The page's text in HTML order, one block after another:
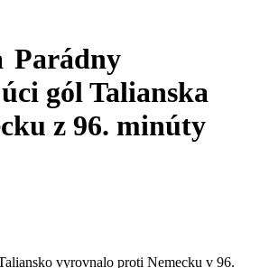
Parádny
gól Talianska
z 96. minúty
vyrovnalo proti Nemecku v 96.